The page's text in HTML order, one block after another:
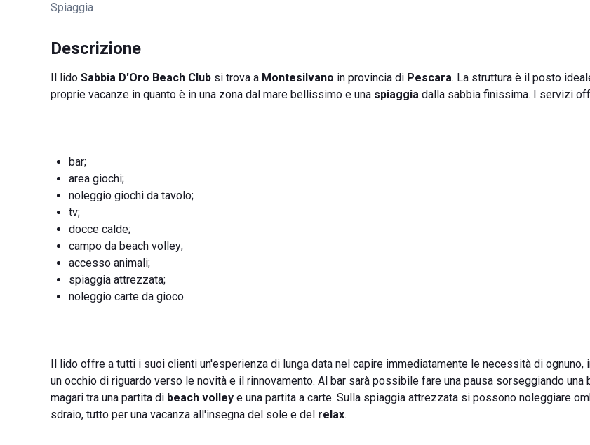
Spiaggia
Descrizione
Il lido Sabbia D'Oro Beach Club si trova a Montesilvano in provincia di Pescara. La struttura è il posto
proprie vacanze in quanto è in una zona dal mare bellissimo e una spiaggia dalla sabbia finissima. I servizi
bar;
area giochi;
noleggio giochi da tavolo;
tv;
docce calde;
campo da beach volley;
accesso animali;
spiaggia attrezzata;
noleggio carte da gioco.
Il lido offre a tutti i suoi clienti un'esperienza di lunga data nel capire immediatamente le necessità di ognuno,
un occhio di riguardo verso le novità e il rinnovamento. Al bar sarà possibile fare una pausa sorseggiando una
magari tra una partita di beach volley e una partita a carte. Sulla spiaggia attrezzata si possono noleggiare
sdraio, tutto per una vacanza all'insegna del sole e del relax.